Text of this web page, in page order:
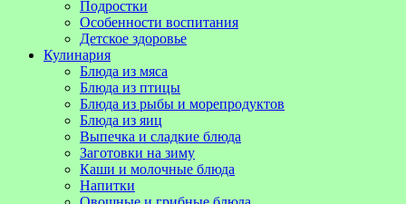
Подростки
Особенности воспитания
Детское здоровье
Кулинария
Блюда из мяса
Блюда из птицы
Блюда из рыбы и морепродуктов
Блюда из яиц
Выпечка и сладкие блюда
Заготовки на зиму
Каши и молочные блюда
Напитки